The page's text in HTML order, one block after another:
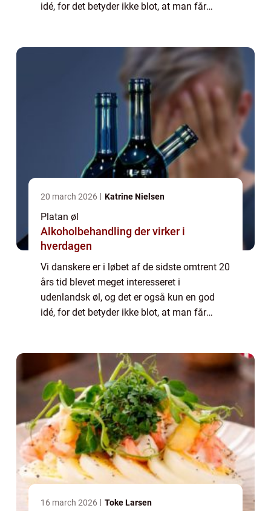
idé, for det betyder ikke blot, at man får
20 march 2026 Katrine Nielsen
Platan øl
Alkoholbehandling der virker i
hverdagen
Vi danskere er i løbet af de sidste omtrent 20
års tid blevet meget interesseret i
udenlandsk øl, og det er også kun en god
idé, for det betyder ikke blot, at man får
16 march 2026 Toke Larsen